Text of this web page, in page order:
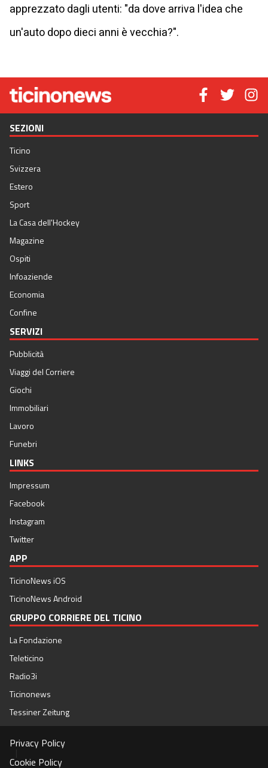
apprezzato dagli utenti: "da dove arriva l'idea che
un'auto dopo dieci anni è vecchia?".
SEZIONI
Ticino
Svizzera
Estero
Sport
La Casa dell'Hockey
Magazine
Ospiti
Infoaziende
Economia
Confine
SERVIZI
Pubblicità
Viaggi del Corriere
Giochi
Immobiliari
Lavoro
Funebri
LINKS
Impressum
Facebook
Instagram
Twitter
APP
TicinoNews iOS
TicinoNews Android
GRUPPO CORRIERE DEL TICINO
La Fondazione
Teleticino
Radio3i
Ticinonews
Tessiner Zeitung
Privacy Policy
Cookie Policy